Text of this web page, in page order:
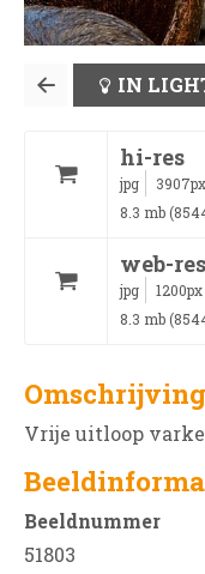
IN
hi-res
jpg 3907px
8.3 mb
web-res
jpg 1200px
8.3 mb
Omschrijving
Vrije uitloop
Beeldnummer
51803